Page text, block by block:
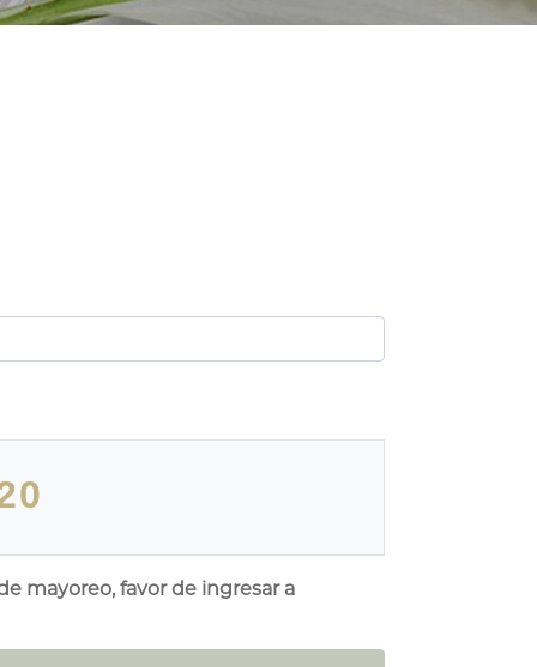
mayoreo, favor de ingresar a